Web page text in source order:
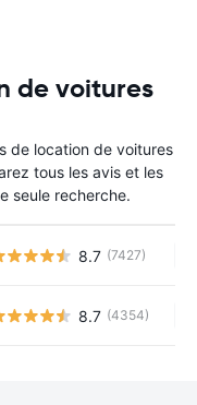
de voitures
de location de voitures
tous les avis et les
seule recherche.
8.7 (7427)
8.7 (4354)